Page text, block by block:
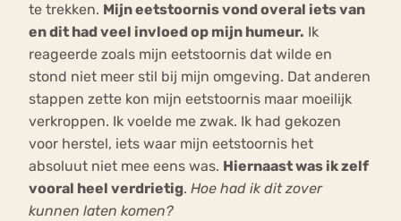
te trekken. Mijn eetstoornis vond overal iets van
en dit had veel invloed op mijn humeur. Ik
reageerde zoals mijn eetstoornis dat wilde en
stond niet meer stil bij mijn omgeving. Dat anderen
stappen zette kon mijn eetstoornis maar moeilijk
verkroppen. Ik voelde me zwak. Ik had gekozen
voor herstel, iets waar mijn eetstoornis het
absoluut niet mee eens was. Hiernaast was ik zelf
vooral heel verdrietig. Hoe had ik dit zover
kunnen laten komen?